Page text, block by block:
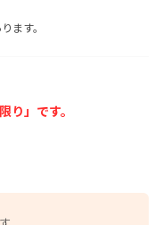
ます。
り」です。